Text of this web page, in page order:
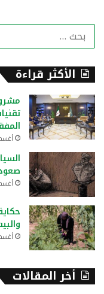
الأكثر قراءة
أغسطس
أغسطس
أغسطس
أخر المقالات